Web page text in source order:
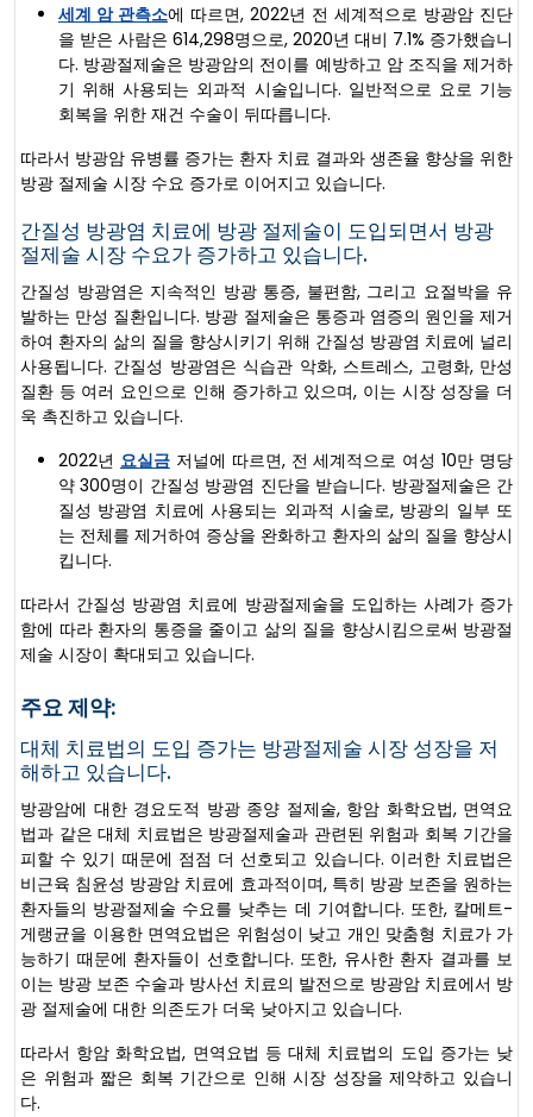
세계 암 관측소에 따르면, 2022년 전 세계적으로 방광암 진단
을 받은 사람은 614,298명으로, 2020년 대비 7.1% 증가했습니
다. 방광절제술은 방광암의 전이를 예방하고 암 조직을 제거하
기 위해 사용되는 외과적 시술입니다. 일반적으로 요로 기능
회복을 위한 재건 수술이 뒤따릅니다.
따라서 방광암 유병률 증가는 환자 치료 결과와 생존율 향상을 위한
방광 절제술 시장 수요 증가로 이어지고 있습니다.
간질성 방광염 치료에 방광 절제술이 도입되면서 방광
절제술 시장 수요가 증가하고 있습니다.
간질성 방광염은 지속적인 방광 통증, 불편함, 그리고 요절박을 유
발하는 만성 질환입니다. 방광 절제술은 통증과 염증의 원인을 제거
하여 환자의 삶의 질을 향상시키기 위해 간질성 방광염 치료에 널리
사용됩니다. 간질성 방광염은 식습관 악화, 스트레스, 고령화, 만성
질환 등 여러 요인으로 인해 증가하고 있으며, 이는 시장 성장을 더
욱 촉진하고 있습니다.
2022년 요실금저널에 따르면, 전 세계적으로 여성 10만 명당
약 300명이 간질성 방광염 진단을 받습니다. 방광절제술은 간
질성 방광염 치료에 사용되는 외과적 시술로, 방광의 일부 또
는 전체를 제거하여 증상을 완화하고 환자의 삶의 질을 향상시
킵니다.
따라서 간질성 방광염 치료에 방광절제술을 도입하는 사례가 증가
함에 따라 환자의 통증을 줄이고 삶의 질을 향상시킴으로써 방광절
제술 시장이 확대되고 있습니다.
주요 제약:
대체 치료법의 도입 증가는 방광절제술 시장 성장을 저
해하고 있습니다.
방광암에 대한 경요도적 방광 종양 절제술, 항암 화학요법, 면역요
법과 같은 대체 치료법은 방광절제술과 관련된 위험과 회복 기간을
피할 수 있기 때문에 점점 더 선호되고 있습니다. 이러한 치료법은
비근육 침윤성 방광암 치료에 효과적이며, 특히 방광 보존을 원하는
환자들의 방광절제술 수요를 낮추는 데 기여합니다. 또한, 칼메트-
게랭균을 이용한 면역요법은 위험성이 낮고 개인 맞춤형 치료가 가
능하기 때문에 환자들이 선호합니다. 또한, 유사한 환자 결과를 보
이는 방광 보존 수술과 방사선 치료의 발전으로 방광암 치료에서 방
광 절제술에 대한 의존도가 더욱 낮아지고 있습니다.
따라서 항암 화학요법, 면역요법 등 대체 치료법의 도입 증가는 낮
은 위험과 짧은 회복 기간으로 인해 시장 성장을 제약하고 있습니
다.